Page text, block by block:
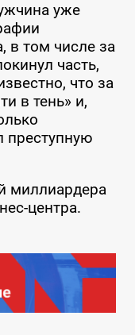
уже
в том числе за
часть,
что за
в тень» и,
преступную
миллиардера
центра.